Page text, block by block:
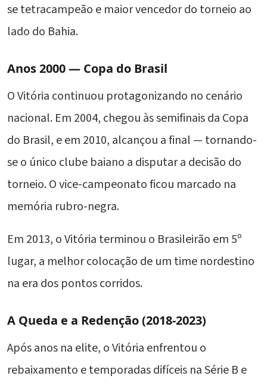
se tetracampeão e maior vencedor do torneio ao
lado do Bahia.
Anos 2000 — Copa do Brasil
O Vitória continuou protagonizando no cenário
nacional. Em 2004, chegou às semifinais da Copa
do Brasil, e em 2010, alcançou a final — tornando-
se o único clube baiano a disputar a decisão do
torneio. O vice-campeonato ficou marcado na
memória rubro-negra.
Em 2013, o Vitória terminou o Brasileirão em 5º
lugar, a melhor colocação de um time nordestino
na era dos pontos corridos.
A Queda e a Redenção (2018-2023)
Após anos na elite, o Vitória enfrentou o
rebaixamento e temporadas difíceis na Série B e